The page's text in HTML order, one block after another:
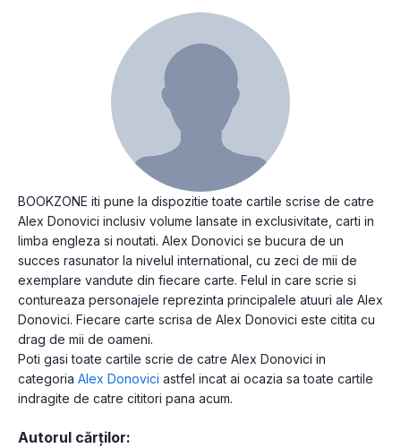
BOOKZONE iti pune la dispozitie toate cartile scrise de catre
Alex Donovici inclusiv volume lansate in exclusivitate, carti in
limba engleza si noutati. Alex Donovici se bucura de un
succes rasunator la nivelul international, cu zeci de mii de
exemplare vandute din fiecare carte. Felul in care scrie si
contureaza personajele reprezinta principalele atuuri ale Alex
Donovici. Fiecare carte scrisa de Alex Donovici este citita cu
drag de mii de oameni.
Poti gasi toate cartile scrie de catre Alex Donovici in
categoria Alex Donovici astfel incat ai ocazia sa toate cartile
indragite de catre cititori pana acum.
Autorul cărților: